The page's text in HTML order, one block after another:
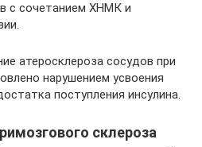
с сочетанием ХНМК и
атеросклероза сосудов при
нарушением усвоения
поступления инсулина.
склероза